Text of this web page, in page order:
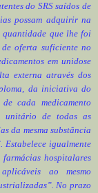
do SRS saídos de
possam adquirir na
que lhe foi
oferta suficiente no
em unidose
externa através dos
da iniciativa do
cada medicamento
unitário de todas as
da mesma substância
Estabelece igualmente
farmácias hospitalares
ao mesmo
No prazo